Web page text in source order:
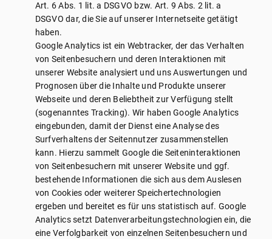
Art. 6 Abs. 1 lit. a DSGVO bzw. Art. 9 Abs. 2 lit. a
DSGVO dar, die Sie auf unserer Internetseite getätigt
haben.
Google Analytics ist ein Webtracker, der das Verhalten
von Seitenbesuchern und deren Interaktionen mit
unserer Website analysiert und uns Auswertungen und
Prognosen über die Inhalte und Produkte unserer
Webseite und deren Beliebtheit zur Verfügung stellt
(sogenanntes Tracking). Wir haben Google Analytics
eingebunden, damit der Dienst eine Analyse des
Surfverhaltens der Seitennutzer zusammenstellen
kann. Hierzu sammelt Google die Seiteninteraktionen
von Seitenbesuchern mit unserer Website und ggf.
bestehende Informationen die sich aus dem Auslesen
von Cookies oder weiterer Speichertechnologien
ergeben und bereitet es für uns statistisch auf. Google
Analytics setzt Datenverarbeitungstechnologien ein, die
eine Verfolgbarkeit von einzelnen Seitenbesuchern und